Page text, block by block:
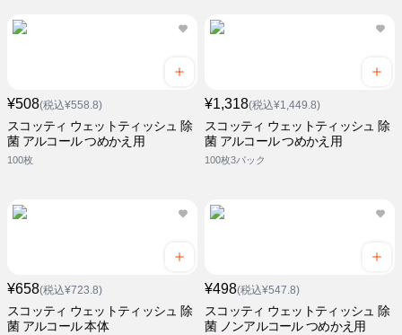
¥508(税込¥558.8)
スコッティ ウェットティッシュ 除
菌 アルコール つめかえ用
100枚
¥1,318(税込¥1,449.8)
スコッティ ウェットティッシュ 除
菌 アルコール つめかえ用
100枚3パック
¥658(税込¥723.8)
スコッティ ウェットティッシュ 除
菌 アルコール 本体
¥498(税込¥547.8)
スコッティ ウェットティッシュ 除
菌 ノンアルコール つめかえ用